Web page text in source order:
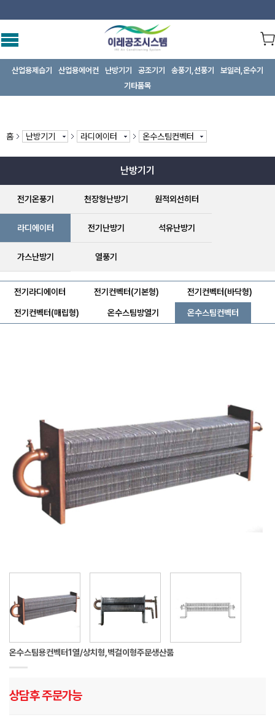
산업용제습기 산업용에어컨 난방기기 공조기기 송풍기,선풍기
보일러,온수기
기타품목
홈 난방기기 라디에이터 온수스팀컨벡터
난방기기
전기온풍기 천장형난방기 원적외선히터
라디에이터 전기난방기 석유난방기
가스난방기 열풍기
전기라디에이터 전기컨벡터(기본형) 전기컨벡터(바닥형)
전기컨벡터(매립형) 온수스팀방열기 온수스팀컨벡터
온수스팀용컨벡터1열/상치형,벽걸이형주문생산품
상담후 주문가능